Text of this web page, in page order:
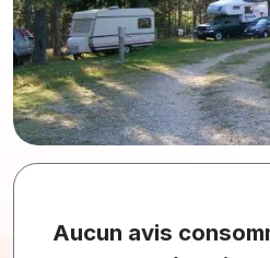
Aucun avis